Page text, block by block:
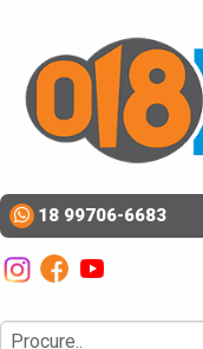
18 99706-6683